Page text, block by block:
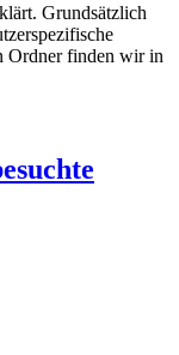
Grundsätzlich
Ordner finden wir in